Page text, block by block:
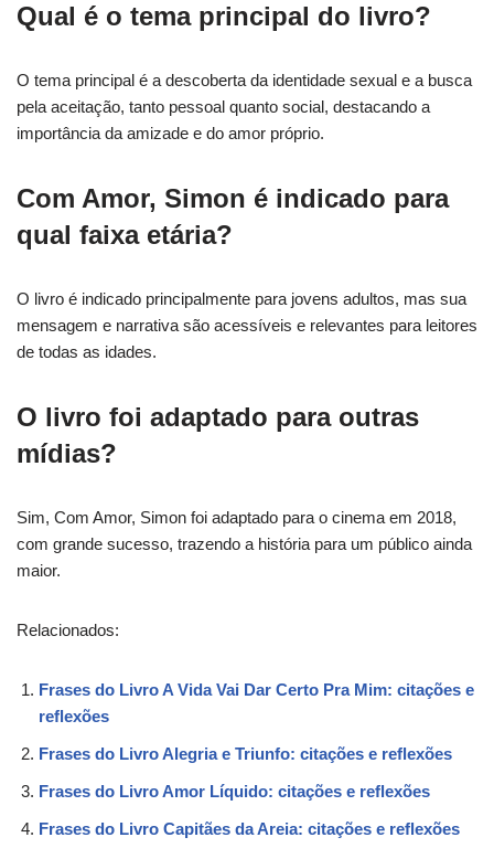
Qual é o tema principal do livro?
O tema principal é a descoberta da identidade sexual e a busca
pela aceitação, tanto pessoal quanto social, destacando a
importância da amizade e do amor próprio.
Com Amor, Simon é indicado para
qual faixa etária?
O livro é indicado principalmente para jovens adultos, mas sua
mensagem e narrativa são acessíveis e relevantes para leitores
de todas as idades.
O livro foi adaptado para outras
mídias?
Sim, Com Amor, Simon foi adaptado para o cinema em 2018,
com grande sucesso, trazendo a história para um público ainda
maior.
Relacionados:
Frases do Livro A Vida Vai Dar Certo Pra Mim: citações e
reflexões
Frases do Livro Alegria e Triunfo: citações e reflexões
Frases do Livro Amor Líquido: citações e reflexões
Frases do Livro Capitães da Areia: citações e reflexões